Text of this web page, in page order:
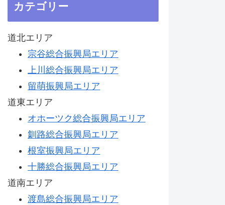
カテゴリー
道北エリア
宗谷総合振興局エリア
上川総合振興局エリア
留萌振興局エリア
道東エリア
オホーツク総合振興局エリア
釧路総合振興局エリア
根室振興局エリア
十勝総合振興局エリア
道南エリア
渡島総合振興局エリア